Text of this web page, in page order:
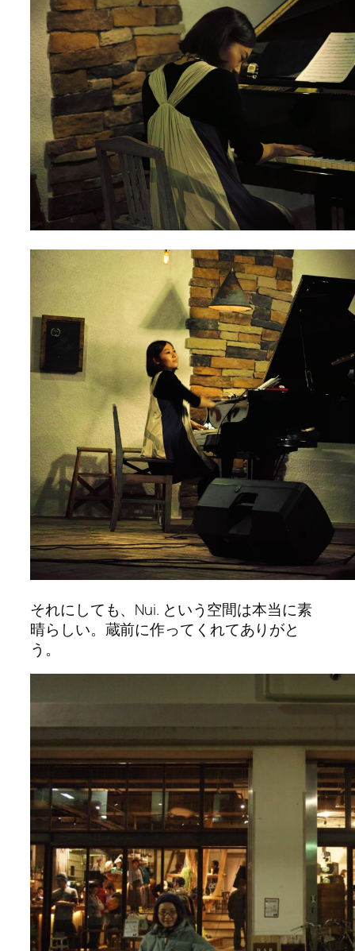
それにしても、Nui. という空間は本当に素
晴らしい。蔵前に作ってくれてありがと
う。